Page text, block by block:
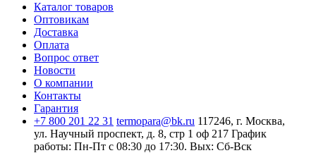
Каталог товаров
Оптовикам
Доставка
Оплата
Вопрос ответ
Новости
О компании
Контакты
Гарантия
+7 800 201 22 31 termopara@bk.ru 117246, г. Москва,
ул. Научный проспект, д. 8, стр 1 оф 217 График
работы: Пн‑Пт с 08:30 до 17:30. Вых: Сб‑Вск